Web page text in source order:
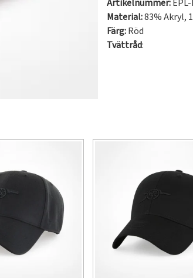
Artikelnummer:
Material:83% Akryl,
Färg:Röd
Tvättråd: